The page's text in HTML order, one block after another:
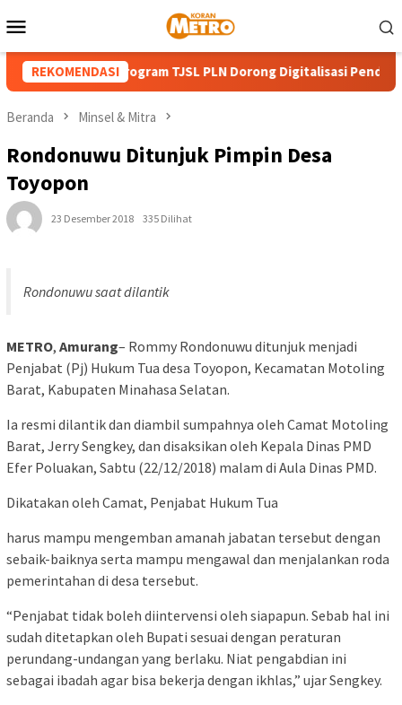
ke
Mobile
REKOMENDASI
ke-81 RI, Program TJSL PLN Dorong Digitalisasi Pendidikan
Beranda Minsel & Mitra
Rondonuwu Ditunjuk Pimpin Desa
Toyopon
23 Desember 2018 335 Dilihat
Rondonuwu saat dilantik
METRO, Amurang– Rommy Rondonuwu ditunjuk menjadi
Penjabat (Pj) Hukum Tua desa Toyopon, Kecamatan Motoling
Barat, Kabupaten Minahasa Selatan.
Ia resmi dilantik dan diambil sumpahnya oleh Camat Motoling
Barat, Jerry Sengkey, dan disaksikan oleh Kepala Dinas PMD
Efer Poluakan, Sabtu (22/12/2018) malam di Aula Dinas PMD.
Dikatakan oleh Camat, Penjabat Hukum Tua
harus mampu mengemban amanah jabatan tersebut dengan
sebaik-baiknya serta mampu mengawal dan menjalankan roda
pemerintahan di desa tersebut.
“Penjabat tidak boleh diintervensi oleh siapapun. Sebab hal ini
sudah ditetapkan oleh Bupati sesuai dengan peraturan
perundang-undangan yang berlaku. Niat pengabdian ini
sebagai ibadah agar bisa bekerja dengan ikhlas,” ujar Sengkey.